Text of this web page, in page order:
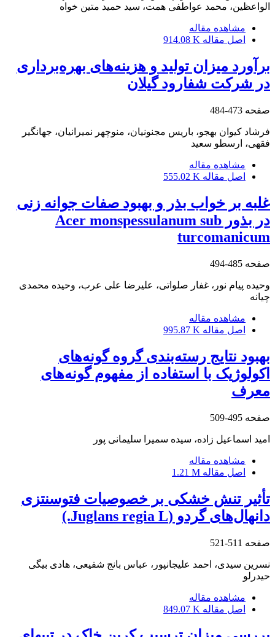
الواعظین، محمد عواطفی همت، سید حمید متین خواه
مشاهده مقاله
اصل مقاله 914.08 K
برآورد میزان تولید و هزینه‌های بهره‌برداری
در شرکت شفارود گیلان
صفحه 473-484
فرشاد کیوان بهجو، باریس مجنونیان، منوچهر نمیرانیان، جهانگیر
فقهی، ارسطو سعید
مشاهده مقاله
اصل مقاله 555.02 K
غلبه بر خواب بذر و بهبود صفات جوانه زنی
در بذور Acer monspessulanum sub
turcomanicum
صفحه 485-494
وحیده پیام نور، غفار صلواتی، علیرضا علی عرب، وحیده محمدی
چیانه
مشاهده مقاله
اصل مقاله 995.87 K
بهبود نتایج رسته‌بندی گروه گونه‌های
اکولوژیک با استفاده از مفهوم گونه‌های
معرف
صفحه 495-509
امید اسماعیل زاده، سیده سمیرا سلیمانی پور
مشاهده مقاله
اصل مقاله 1.21 M
تأثیر تنش خشکی بر خصوصیات فتوسنتزی
دانهال‌های گردو (Juglans regia L.)
صفحه 511-521
نسرین سیدی، احمد علیجانپور، عباس بانج شفیعی، هادی بیگی
حیدرلو
مشاهده مقاله
اصل مقاله 849.07 K